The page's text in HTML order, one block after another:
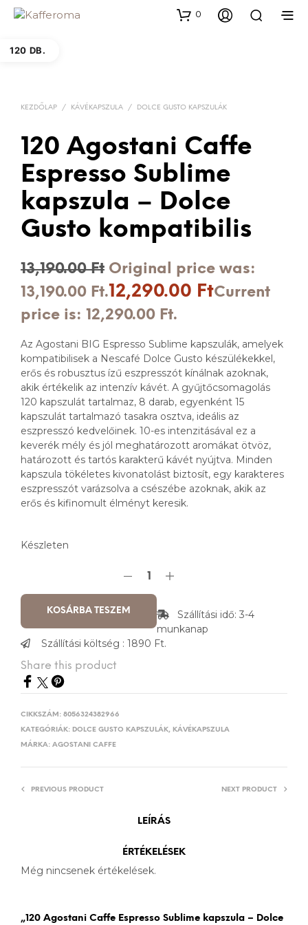
0
120 DB.
KEZDŐLAP / KÁVÉKAPSZULA / DOLCE GUSTO KAPSZULÁK
120 Agostani Caffe
Espresso Sublime
kapszula – Dolce
Gusto kompatibilis
13,190.00Ft Original price was:
13,190.00 Ft.12,290.00 FtCurrent
price is: 12,290.00 Ft.
Az Agostani BIG Espresso Sublime kapszulák, amelyek
kompatibilisek a Nescafé Dolce Gusto készülékekkel,
erős és robusztus ízű eszpresszót kínálnak azoknak,
akik értékelik az intenzív kávét. A gyűjtőcsomagolás
120 kapszulát tartalmaz, 8 darab, egyenként 15
kapszulát tartalmazó tasakra osztva, ideális az
eszpresszó kedvelőinek. 10-es intenzitásával ez a
keverék mély és jól meghatározott aromákat ötvöz,
határozott és tartós karakterű kávét nyújtva. Minden
kapszula tökéletes kivonatolást biztosít, egy karakteres
eszpresszót varázsolva a csészébe azoknak, akik az
erős és kifinomult élményt keresik.
Készleten
KOSÁRBA TESZEM
Szállítási idő: 3-4
munkanap
Szállítási költség : 1890 Ft.
Share this product
CIKKSZÁM: 8056324382966
KATEGÓRIÁK: DOLCE GUSTO KAPSZULÁK, KÁVÉKAPSZULA
MÁRKA: AGOSTANI CAFFE
PREVIOUS PRODUCT NEXT PRODUCT
LEÍRÁS
ÉRTÉKELÉSEK
Még nincsenek értékelések.
„120 Agostani Caffe Espresso Sublime kapszula – Dolce